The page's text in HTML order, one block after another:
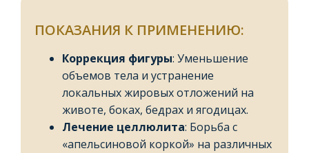
ПОКАЗАНИЯ К ПРИМЕНЕНИЮ:
Коррекция фигуры: Уменьшение
объемов тела и устранение
локальных жировых отложений на
животе, боках, бедрах и ягодицах.
Лечение целлюлита: Борьба с
«апельсиновой коркой» на различных